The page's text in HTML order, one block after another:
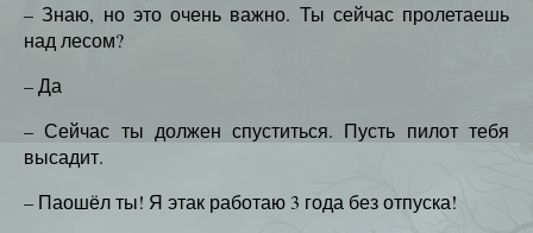
– Знаю, но это очень важно. Ты сейчас пролетаешь
над лесом?
– Да
– Сейчас ты должен спуститься. Пусть пилот тебя
высадит.
– Паошёл ты! Я этак работаю 3 года без отпуска!